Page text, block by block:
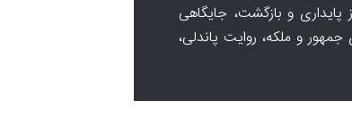
پایداری و بازگشت، جایگاهی
و ملکه، روایت پاندلی،